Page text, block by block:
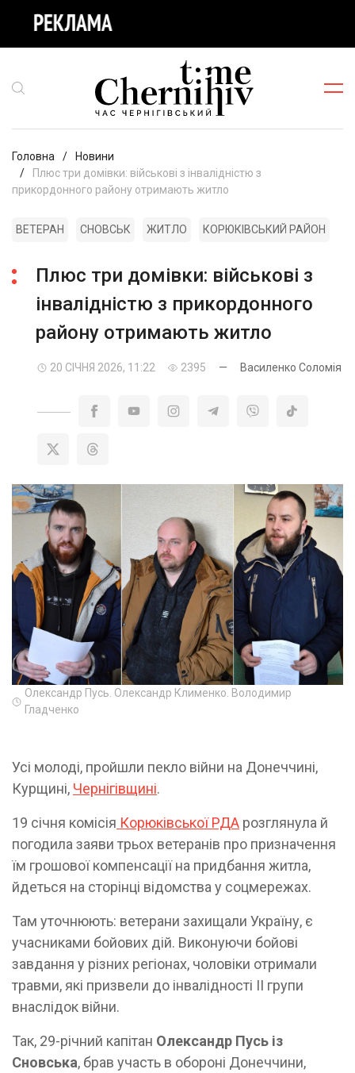
Головна
Новини
Плюс три домівки: військові з інвалідністю з
прикордонного району отримають житло
ВЕТЕРАН СНОВСЬК ЖИТЛО КОРЮКІВСЬКИЙ РАЙОН
Плюс три домівки: військові з
інвалідністю з прикордонного
району отримають житло
20 СІЧНЯ 2026, 11:22 2395 — Василенко Соломія
Олександр Пусь. Олександр Клименко. Володимир
Гладченко
Усі молоді, пройшли пекло війни на Донеччині,
Курщині, Чернігівщині.
19 січня комісія Корюківської РДА розглянула й
погодила заяви трьох ветеранів про призначення
їм грошової компенсації на придбання житла,
йдеться на сторінці відомства у соцмережах.
Там уточнюють: ветерани захищали Україну, є
учасниками бойових дій. Виконуючи бойові
завдання у різних регіонах, чоловіки отримали
травми, які призвели до інвалідності ІІ групи
внаслідок війни.
Так, 29-річний капітан Олександр Пусь із
Сновська, брав участь в обороні Донеччини,